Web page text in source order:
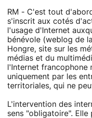
RM - C'est tout
s'inscrit aux cotés
l'usage d'Internet
bénévole (weblog de
Hongre, site sur les
médias et du
l'Internet
uniquement par les
territoriales, qui ne
L'intervention des
sens "obligatoire".